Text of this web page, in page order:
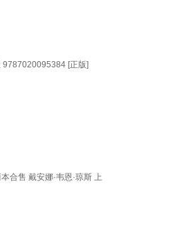
9787020095384 [正版]
合售 戴安娜·韦恩·琼斯 上